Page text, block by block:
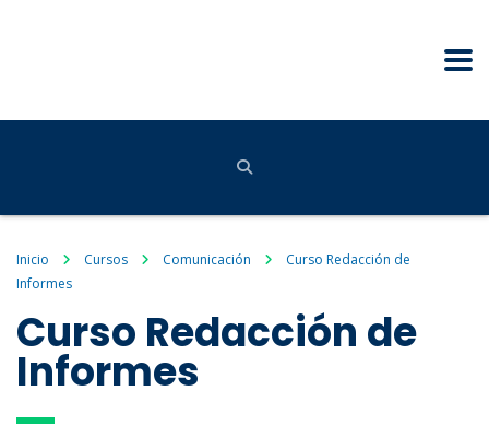
Inicio Cursos Comunicación
Curso Redacción de
Informes
Curso Redacción de
Informes